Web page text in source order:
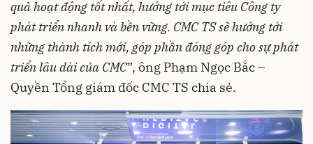
quả hoạt động tốt nhất, hướng tới mục tiêu Công ty
phát triển nhanh và bền vững. CMC TS sẽ hướng tới
những thành tích mới, góp phần đóng góp cho sự phát
triển lâu dài của CMC”, ông Phạm Ngọc Bắc –
Quyền Tổng giám đốc CMC TS chia sẻ.